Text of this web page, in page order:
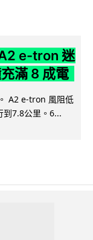
e-tron 迷
滿 8 成電
A2 e-tron 風阻低
到7.8公里。6...